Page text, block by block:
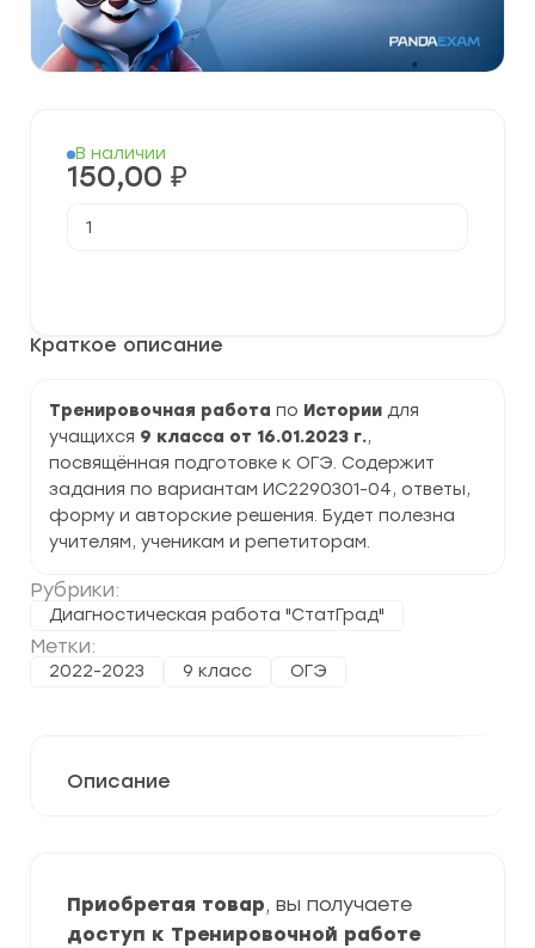
Краткое описание
Тренировочная работа по Истории для
учащихся 9 класса от 16.01.2023 г.,
посвящённая подготовке к ОГЭ. Содержит
задания по вариантам ИС2290301-04, ответы,
форму и авторские решения. Будет полезна
учителям, ученикам и репетиторам.
Рубрики:
Диагностическая работа "СтатГрад"
Метки:
2022-2023 9 класс ОГЭ
В наличии
150,00 ₽
товара
Истории
(ИС2290301-
04)
задания
и
ответы
Описание
Приобретая товар, вы получаете
доступ к Тренировочной работе